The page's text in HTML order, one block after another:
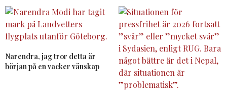
Narendra, jag tror detta är
början på en vacker vänskap